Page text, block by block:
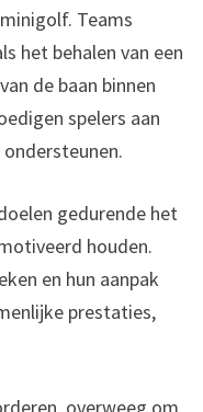
Teams
het behalen van een
de baan binnen
spelers aan
gedurende het
houden.
en hun aanpak
prestaties,
overweeg om